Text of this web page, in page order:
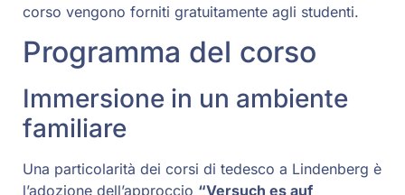
corso vengono forniti gratuitamente agli studenti.
Programma del corso
Immersione in un ambiente
familiare
Una particolarità dei corsi di tedesco a Lindenberg è
l’adozione dell’approccio “Versuch es auf